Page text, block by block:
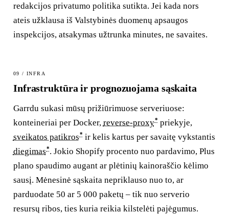
redakcijos privatumo politika sutikta. Jei kada nors
ateis užklausa iš Valstybinės duomenų apsaugos
inspekcijos, atsakymas užtrunka minutes, ne savaites.
09 / INFRA
Infrastruktūra ir prognozuojama sąskaita
Garrdu sukasi mūsų prižiūrimuose serveriuose:
konteineriai per Docker, reverse-proxy* priekyje,
sveikatos patikros* ir kelis kartus per savaitę vykstantis
diegimas*. Jokio Shopify procento nuo pardavimo, Plus
plano spaudimo augant ar plėtinių kainoraščio kėlimo
sausį. Mėnesinė sąskaita nepriklauso nuo to, ar
parduodate 50 ar 5 000 paketų – tik nuo serverio
resursų ribos, ties kuria reikia kilstelėti pajėgumus.